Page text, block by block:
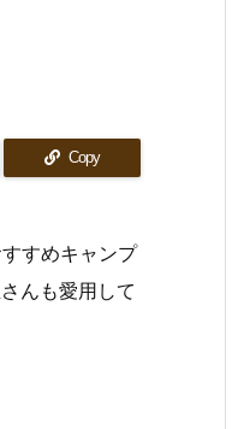
Copy
すめキャンプ
んも愛用して